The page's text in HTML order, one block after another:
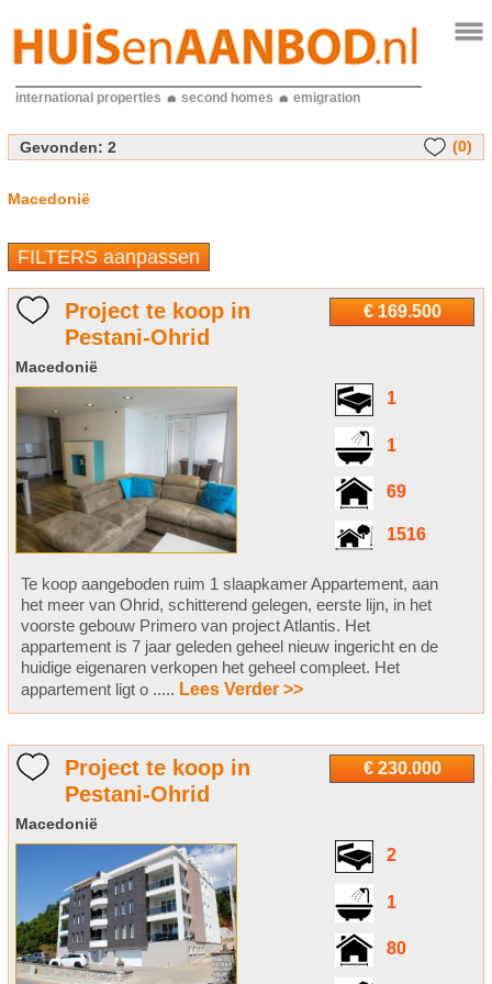
international properties second homes emigration
Gevonden: 2 (0)
Macedonië
FILTERS aanpassen
€ 169.500
Project te koop in
Pestani-Ohrid
Macedonië
1
1
69
1516
Te koop aangeboden ruim 1 slaapkamer Appartement, aan
het meer van Ohrid, schitterend gelegen, eerste lijn, in het
voorste gebouw Primero van project Atlantis. Het
appartement is 7 jaar geleden geheel nieuw ingericht en de
huidige eigenaren verkopen het geheel compleet. Het
appartement ligt o ..... Lees Verder >>
€ 230.000
Project te koop in
Pestani-Ohrid
Macedonië
2
1
80